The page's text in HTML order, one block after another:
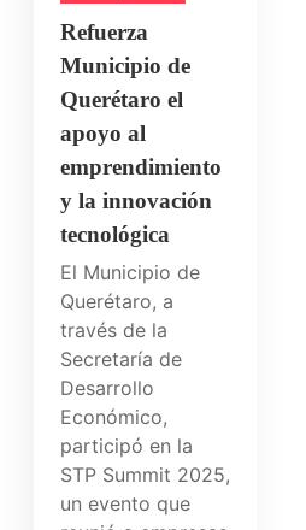
Refuerza
Municipio de
Querétaro el
apoyo al
emprendimiento
y la innovación
tecnológica
El Municipio de
Querétaro, a
través de la
Secretaría de
Desarrollo
Económico,
participó en la
STP Summit 2025,
un evento que